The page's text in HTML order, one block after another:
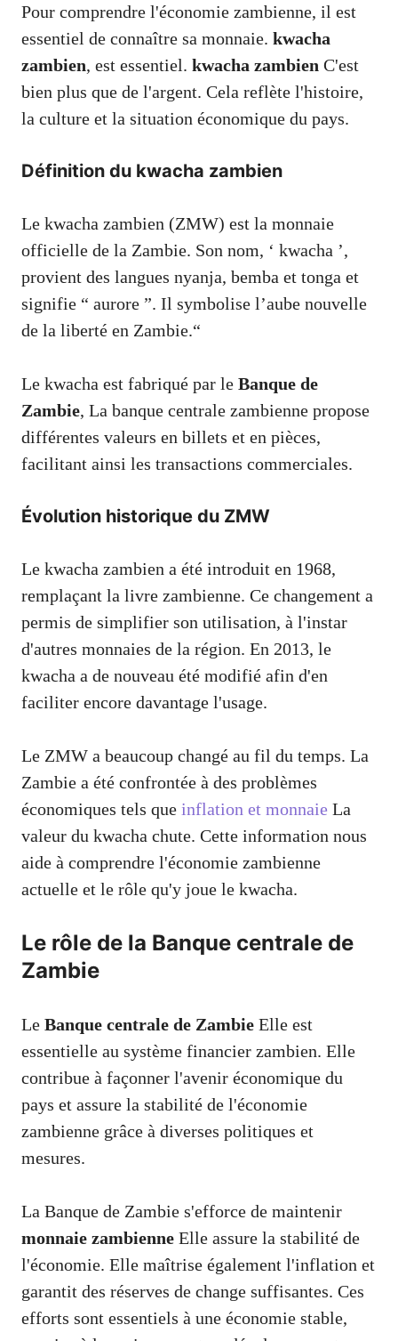
Pour comprendre l'économie zambienne, il est
essentiel de connaître sa monnaie. kwacha
zambien, est essentiel. kwacha zambien C'est
bien plus que de l'argent. Cela reflète l'histoire,
la culture et la situation économique du pays.
Définition du kwacha zambien
Le kwacha zambien (ZMW) est la monnaie
officielle de la Zambie. Son nom, ‘ kwacha ’,
provient des langues nyanja, bemba et tonga et
signifie “ aurore ”. Il symbolise l’aube nouvelle
de la liberté en Zambie.“
Le kwacha est fabriqué par le Banque de
Zambie, La banque centrale zambienne propose
différentes valeurs en billets et en pièces,
facilitant ainsi les transactions commerciales.
Évolution historique du ZMW
Le kwacha zambien a été introduit en 1968,
remplaçant la livre zambienne. Ce changement a
permis de simplifier son utilisation, à l'instar
d'autres monnaies de la région. En 2013, le
kwacha a de nouveau été modifié afin d'en
faciliter encore davantage l'usage.
Le ZMW a beaucoup changé au fil du temps. La
Zambie a été confrontée à des problèmes
économiques tels que inflation et monnaie La
valeur du kwacha chute. Cette information nous
aide à comprendre l'économie zambienne
actuelle et le rôle qu'y joue le kwacha.
Le rôle de la Banque centrale de
Zambie
Le Banque centrale de Zambie Elle est
essentielle au système financier zambien. Elle
contribue à façonner l'avenir économique du
pays et assure la stabilité de l'économie
zambienne grâce à diverses politiques et
mesures.
La Banque de Zambie s'efforce de maintenir
monnaie zambienne Elle assure la stabilité de
l'économie. Elle maîtrise également l'inflation et
garantit des réserves de change suffisantes. Ces
efforts sont essentiels à une économie stable,